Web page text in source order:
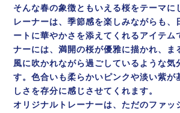
そんな春の象徴ともいえる桜をテーマに
レーナーは、季節感を楽しみながらも、
ートに華やかさを添えてくれるアイテム
ナーには、満開の桜が優雅に描かれ、ま
風に吹かれながら過ごしているような気
す。色合いも柔らかいピンクや淡い紫が
しさを存分に感じさせてくれます。
オリジナルトレーナーは、ただのファッ